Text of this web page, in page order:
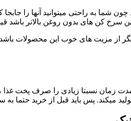
چون شما به راحتی میتوانید آنها
سرخ کن های بدون روغن بالاتر
از مزیت های خوب این محصولات
زمان نسبتا زیادی را صرف پخت
میکند. پس باید قبل از خرید حتما